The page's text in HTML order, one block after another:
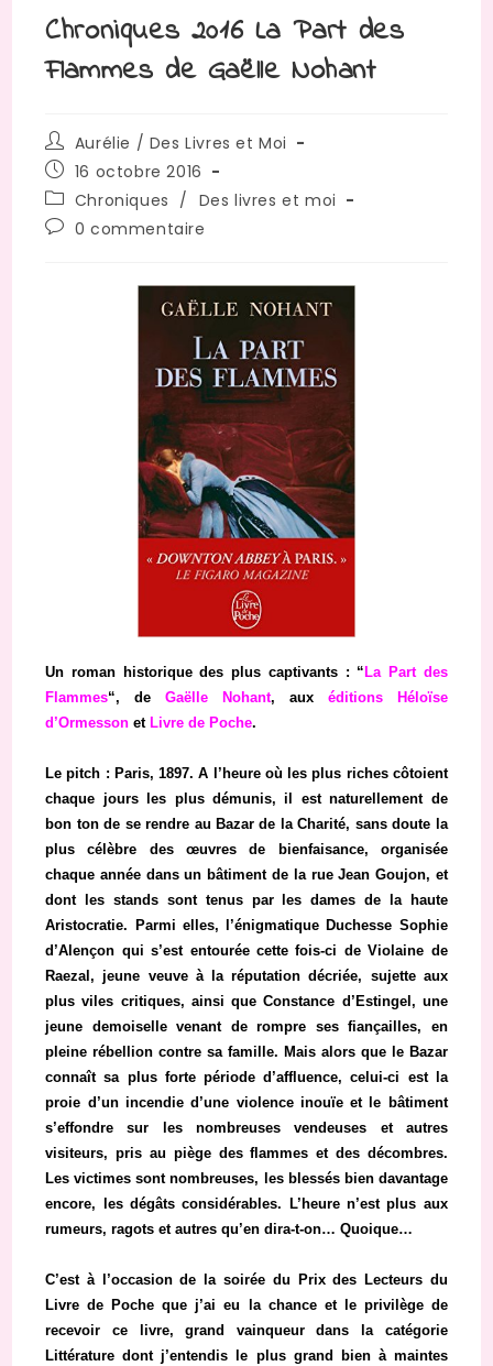
Chroniques 2016 La Part des
Flammes de Gaëlle Nohant
Auteur/autrice
de
la
publication :
Aurélie / Des Livres et Moi
Publication
publiée :
16 octobre 2016
Post
category:
Chroniques / Des livres et moi
Commentaires
publication :
0 commentaire
Un roman historique des plus captivants : “ La Part des
Flammes“, deGaëlle Nohant, aux éditions Héloïse
d’Ormesson et Livre de Poche.
Le pitch : Paris, 1897. A l’heure où les plus riches côtoient
chaque jours les plus démunis, il est naturellement de
bon ton de se rendre au Bazar de la Charité, sans doute la
plus célèbre des œuvres de bienfaisance, organisée
chaque année dans un bâtiment de la rue Jean Goujon, et
dont les stands sont tenus par les dames de la haute
Aristocratie. Parmi elles, l’énigmatique Duchesse Sophie
d’Alençon qui s’est entourée cette fois-ci de Violaine de
Raezal, jeune veuve à la réputation décriée, sujette aux
plus viles critiques, ainsi que Constance d’Estingel, une
jeune demoiselle venant de rompre ses fiançailles, en
pleine rébellion contre sa famille. Mais alors que le Bazar
connaît sa plus forte période d’affluence, celui-ci est la
proie d’un incendie d’une violence inouïe et le bâtiment
s’effondre sur les nombreuses vendeuses et autres
visiteurs, pris au piège des flammes et des décombres.
Les victimes sont nombreuses, les blessés bien davantage
encore, les dégâts considérables. L’heure n’est plus aux
rumeurs, ragots et autres qu’en dira-t-on… Quoique…
C’est à l’occasion de la soirée du Prix des Lecteurs du
Livre de Poche que j’ai eu la chance et le privilège de
recevoir ce livre, grand vainqueur dans la catégorie
Littérature dont j’entendis le plus grand bien à maintes